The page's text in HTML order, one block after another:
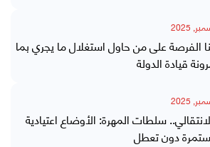
الفرصة على من حاول استغلال ما يجري بما
قيادة الدولة
سلطات المهرة: الأوضاع اعتيادية
دون تعطل